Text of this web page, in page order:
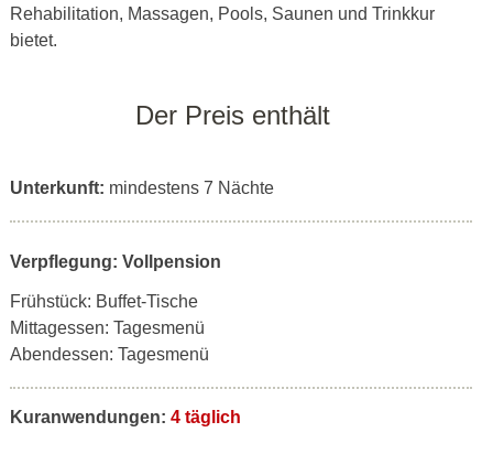
Rehabilitation, Massagen, Pools, Saunen und Trinkkur
bietet.
Der Preis enthält
Unterkunft: mindestens 7 Nächte
Verpflegung: Vollpension
Frühstück: Buffet-Tische
Mittagessen: Tagesmenü
Abendessen: Tagesmenü
Kuranwendungen: 4 täglich